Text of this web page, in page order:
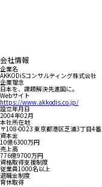
会社情報
企業名
AKKODiSコンサルティング株式会社
企業理念
日本を、課題解決先進国に。
Webサイト
https://www.akkodis.co.jp/
設立年月日
2004年02月
本社所在地
〒108-0023 東京都港区芝浦3丁目4
資本金
10億6300万円
売上高
776億9700万円
資格取得支援制度
従業員1000名以上
退職金制度
育休取得